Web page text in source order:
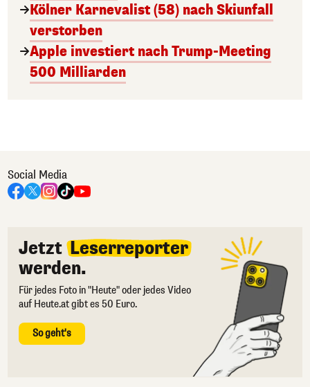
Kölner Karnevalist (58) nach Skiunfall
verstorben
Apple investiert nach Trump-Meeting
500 Milliarden
Social Media
Jetzt Leserreporter
werden.
Für jedes Foto in "Heute" oder jedes Video
auf Heute.at gibt es 50 Euro.
So geht's